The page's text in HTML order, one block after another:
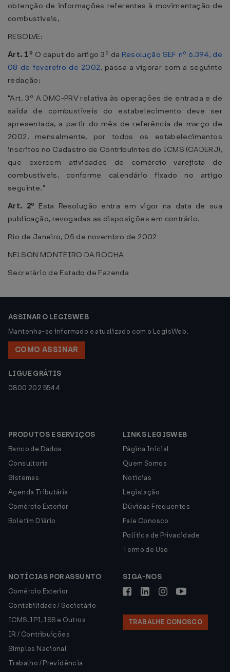
obtenção de informações referentes à movimentação de
combustíveis,
RESOLVE:
Art. 1º O caput do artigo 3º da Resolução SEF nº 6.394, de
08 de fevereiro de 2002, passa a vigorar com a seguinte
redação:
"Art. 3º A DMC-PRV relativa às operações de entrada e de
saída de combustíveis do estabelecimento deve ser
apresentada, a partir do mês de referência de março de
2002, mensalmente, por todos os estabelecimentos
inscritos no Cadastro de Contribuintes do ICMS (CADERJ),
que exercem atividades de comércio varejista de
combustíveis, conforme calendário fixado no artigo
seguinte."
Art. 2º Esta Resolução entra em vigor na data de sua
publicação, revogadas as disposições em contrário.
Rio de Janeiro, 05 de novembro de 2002
NELSON MONTEIRO DA ROCHA
Secretário de Estado de Fazenda
ASSINAR O LEGISWEB
Mantenha-se informado e atualizado com o LegisWeb.
COMO ASSINAR
LIGUE GRÁTIS
0800 202 5544
PRODUTOS E SERVIÇOS
Banco de Dados
Consultoria
Sistemas
Agenda Tributária
Comércio Exterior
Boletim Diário
LINKS LEGISWEB
Página Inicial
Quem Somos
Notícias
Legislação
Dúvidas Frequentes
Fale Conosco
Política de Privacidade
Termo de Uso
NOTÍCIAS POR ASSUNTO
Comércio Exterior
Contabilidade / Societário
ICMS, IPI, ISS e Outros
IR / Contribuições
Simples Nacional
Trabalho / Previdência
SIGA-NOS
TRABALHE CONOSCO